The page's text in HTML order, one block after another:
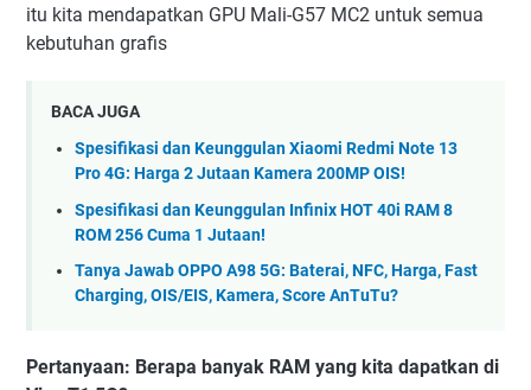
itu kita mendapatkan GPU Mali-G57 MC2 untuk semua
kebutuhan grafis
BACA JUGA
Spesifikasi dan Keunggulan Xiaomi Redmi Note 13
Pro 4G: Harga 2 Jutaan Kamera 200MP OIS!
Spesifikasi dan Keunggulan Infinix HOT 40i RAM 8
ROM 256 Cuma 1 Jutaan!
Tanya Jawab OPPO A98 5G: Baterai, NFC, Harga, Fast
Charging, OIS/EIS, Kamera, Score AnTuTu?
Pertanyaan: Berapa banyak RAM yang kita dapatkan di